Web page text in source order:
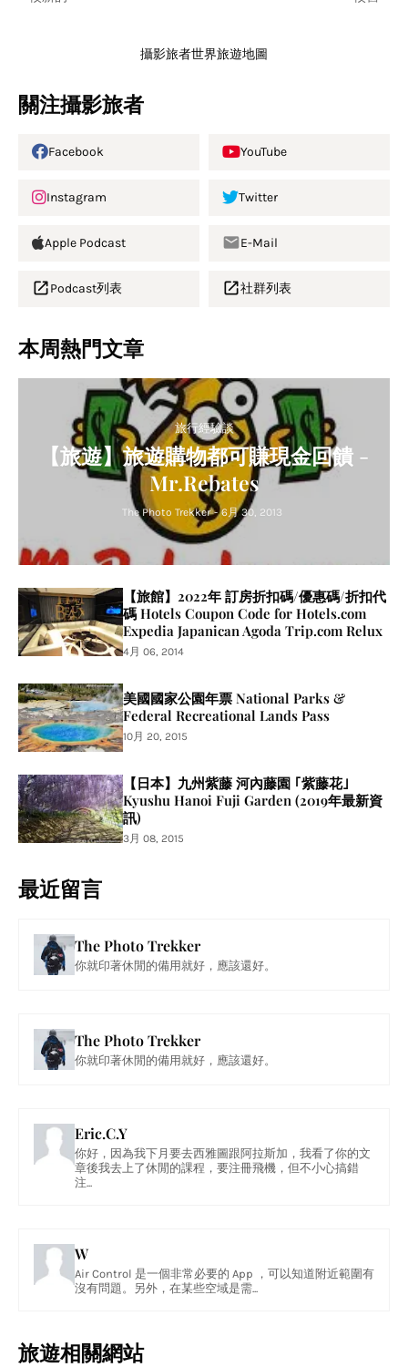
攝影旅者世界旅遊地圖
關注攝影旅者
Facebook YouTube
Instagram Twitter
Apple Podcast E-Mail
Podcast列表 社群列表
本周熱門文章
旅行經驗談
【旅遊】旅遊購物都可賺現金回饋 -
Mr.Rebates
The Photo Trekker - 6月 30, 2013
【旅館】2022年 訂房折扣碼/優惠碼/折扣代
碼 Hotels Coupon Code for Hotels.com
Expedia Japanican Agoda Trip.com Relux
4月 06, 2014
美國國家公園年票 National Parks &
Federal Recreational Lands Pass
10月 20, 2015
【日本】九州紫藤 河內藤園 ｢紫藤花｣
Kyushu Hanoi Fuji Garden (2019年最新資
訊)
3月 08, 2015
最近留言
The Photo Trekker
你就印著休閒的備用就好，應該還好。
The Photo Trekker
你就印著休閒的備用就好，應該還好。
Eric.C.Y
你好，因為我下月要去西雅圖跟阿拉斯加，我看了你的文
章後我去上了休閒的課程，要注冊飛機，但不小心搞錯
注...
W
Air Control 是一個非常必要的 App ，可以知道附近範圍有
沒有問題。另外，在某些空域是需...
旅遊相關網站